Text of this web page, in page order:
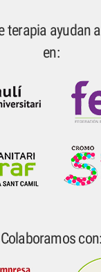
terapia ayudan
en:
Colaboramos con: